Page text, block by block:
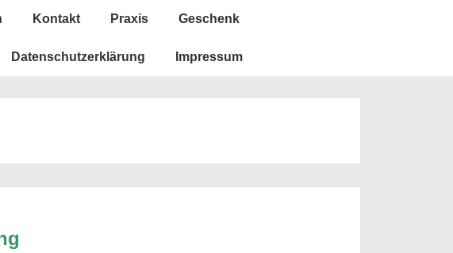
Kontakt Praxis Geschenk
Datenschutzerklärung Impressum